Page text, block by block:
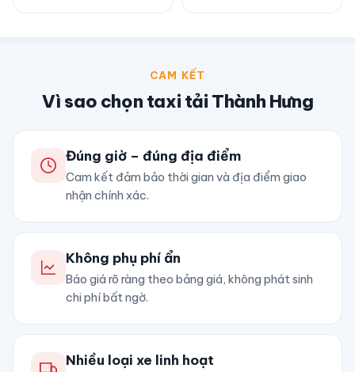
CAM KẾT
Vì sao chọn taxi tải Thành Hưng
Đúng giờ – đúng địa điểm
Cam kết đảm bảo thời gian và địa điểm giao
nhận chính xác.
Không phụ phí ẩn
Báo giá rõ ràng theo bảng giá, không phát sinh
chi phí bất ngờ.
Nhiều loại xe linh hoạt